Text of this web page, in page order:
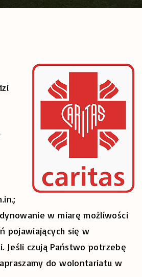
w miarę możliwości
pojawiających się w
Jeśli czują Państwo potrzebę
do wolontariatu w